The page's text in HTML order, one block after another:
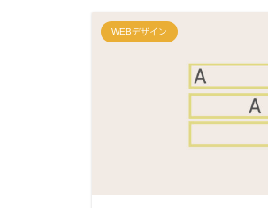
WEBデザイン